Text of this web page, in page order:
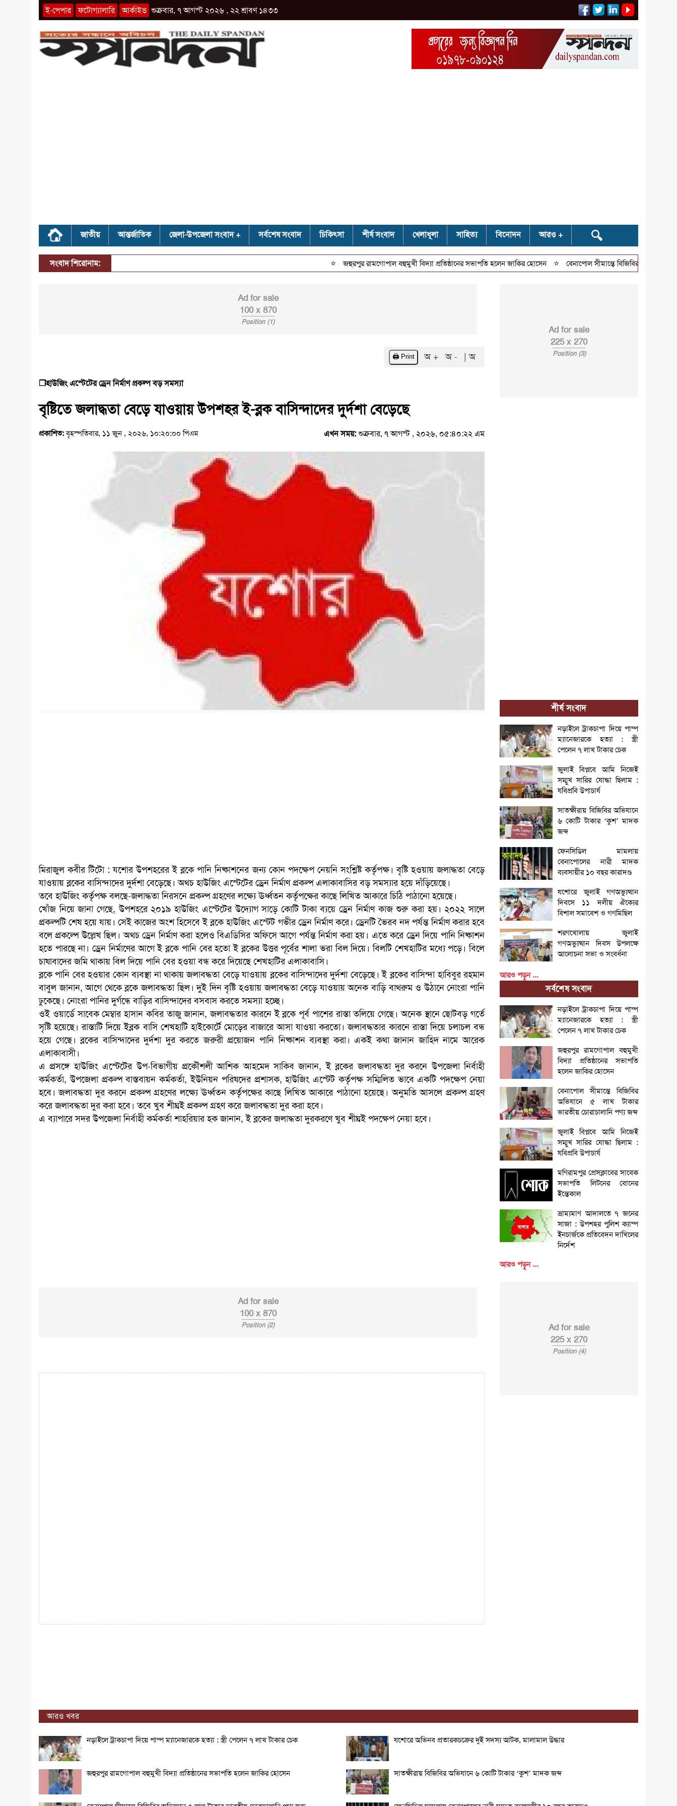
ই-পেপার ফটোগ্যালারি আর্কাইভ শুক্রবার, ৭ আগস্ট ২০২৬ , ২২ শ্রাবণ ১৪৩৩
জাতীয় আন্তর্জাতিক জেলা-উপজেলা সংবাদ সর্বশেষ সংবাদ চিকিৎসা শীর্ষ সংবাদ খেলাধূলা সাহিত্য বিনোদন আরও 🔍
সংবাদ শিরোনাম: জহুরপুর রামগোপাল বহুমুখী বিদ্যা প্রতিষ্ঠানের সভাপতি হলেন জাকির হোসেন ⭐ বেনাপোল সীমান্তে বিজিবির অভিযানে ৫ লাখ
Ad for sale
100 x 870
Position (1)
🖨️ Print অ + অ - | অ
❒হাউজিং এস্টেটের ড্রেন নির্মাণ প্রকল্প বড় সমস্যা
বৃষ্টিতে জলাদ্ধতা বেড়ে যাওয়ায় উপশহর ই-ব্লক বাসিন্দাদের দুর্দশা বেড়েছে
প্রকাশিত:বৃহস্পতিবার, ১১ জুন , ২০২৬, ১০:২০:০০ পিএম এখন সময়:শুক্রবার, ৭ আগস্ট , ২০২৬, ০৫:৪০:২২ এম
মিরাজুল কবীর টিটো : যশোর উপশহরের ই ব্লকে পানি নিষ্কাশনের জন্য কোন পদক্ষেপ নেয়নি সংশ্লিষ্ট কর্তৃপক্ষ। বৃষ্টি হওয়ায় জলাদ্ধতা বেড়ে
যাওয়ায় ব্লকের বাসিন্দাদের দুর্দশা বেড়েছে। অথচ হাউজিং এস্টেটের ড্রেন নির্মাণ প্রকল্প এলাকাবাসির বড় সমস্যার হয়ে দাঁড়িয়েছে।
তবে হাউজিং কর্তৃপক্ষ বলছে-জলাদ্ধতা নিরসনে প্রকল্প গ্রহণের লক্ষ্যে ঊর্ধ্বতন কর্তৃপক্ষের কাছে লিখিত আকারে চিঠি পাঠানো হয়েছে।
খোঁজ নিয়ে জানা গেছে, উপশহরে ২০১৯ হাউজিং এস্টেটের উদ্যোগ সাড়ে কোটি টাকা ব্যয়ে ড্রেন নির্মাণ কাজ শুরু করা হয়। ২০২২ সালে
প্রকল্পটি শেষ হয়ে যায়। সেই কাজের অংশ হিসেবে ই ব্লকে হাউজিং এস্টেট গভীর ড্রেন নির্মাণ করে। ড্রেনটি ভৈরব নদ পর্যন্ত নির্মাণ করার হবে
বলে প্রকল্পে উল্লেখ ছিল। অথচ ড্রেন নির্মাণ করা হলেও বিএডিসির অফিসে আগে পর্যন্ত নির্মাণ করা হয়। এতে করে ড্রেন দিয়ে পানি নিষ্কাশন
হতে পারছে না। ড্রেন নির্মাণের আগে ই ব্লকে পানি বের হতো ই ব্লকের উত্তর পূর্বের শালা ভরা বিল দিয়ে। বিলটি শেখহাটির মধ্যে পড়ে। বিলে
চাষাবাদের জমি থাকায় বিল দিয়ে পানি বের হওয়া বন্ধ করে দিয়েছে শেখহাটির এলাকাবাসি।
ব্লকে পানি বের হওয়ার কোন ব্যবস্থা না থাকায় জলাবদ্ধতা বেড়ে যাওয়ায় ব্লকের বাসিন্দাদের দুর্দশা বেড়েছে। ই ব্লকের বাসিন্দা হাবিবুর রহমান
বাবুল জানান, আগে থেকে ব্লকে জলাবদ্ধতা ছিল। দুই দিন বৃষ্টি হওয়ায় জলাবদ্ধতা বেড়ে যাওয়ায় অনেক বাড়ি বাথরুম ও উঠানে নোংরা পানি
ঢুকেছে। নোংরা পানির দুর্গন্ধে বাড়ির বাসিন্দাদের বসবাস করতে সমস্যা হচ্ছে।
ওই ওয়ার্ডে সাবেক মেম্বার হাসান কবির তাজু জানান, জলাবদ্ধতার কারনে ই ব্লকে পূর্ব পাশের রাস্তা তলিয়ে গেছে। অনেক স্থানে ছোটবড় গর্তে
সৃষ্টি হয়েছে। রাস্তাটি দিয়ে ইব্লক বাসি শেখহাটি হাইকোর্টে মোড়ের বাজারে আসা যাওয়া করতো। জলাবদ্ধতার কারনে রাস্তা দিয়ে চলাচল বন্ধ
হয়ে গেছে। ব্লকের বাসিন্দাদের দুর্দশা দুর করতে জরুরী প্রয়োজন পানি নিষ্কাশন ব্যবস্থা করা। একই কথা জানান জাহিদ নামে আরেক
এলাকাবাসী।
এ প্রসঙ্গে হাউজিং এস্টেটের উপ-বিভাগীয় প্রকৌশলী আশিক আহমেদ সাকিব জানান, ই ব্লকের জলাবদ্ধতা দুর করনে উপজেলা নির্বাহী
কর্মকর্তা, উপজেলা প্রকল্প বাস্তবায়ন কর্মকর্তা, ইউনিয়ন পরিষদের প্রশাসক, হাউজিং এস্টেট কর্তৃপক্ষ সম্মিলিত ভাবে একটি পদক্ষেপ নেয়া
হবে। জলাবদ্ধতা দুর করনে প্রকল্প গ্রহণের লক্ষ্যে ঊর্ধ্বতন কর্তৃপক্ষের কাছে লিখিত আকারে পাঠানো হয়েছে। অনুমতি আসলে প্রকল্প গ্রহণ
করে জলাবদ্ধতা দুর করা হবে। তবে খুব শীঘ্রই প্রকল্প গ্রহণ করে জলাবদ্ধতা দুর করা হবে।
এ ব্যাপারে সদর উপজেলা নির্বাহী কর্মকর্তা শাহরিয়ার হক জানান, ই ব্লকের জলাদ্ধতা দুরকরণে খুব শীঘ্রই পদক্ষেপ নেয়া হবে।
Ad for sale
100 x 870
Position (2)
Ad for sale
225 x 270
Position (3)
শীর্ষ সংবাদ
নড়াইলে ট্রাকচাপা দিয়ে পাম্প
ম্যানেজারকে হত্যা : স্ত্রী
পেলেন ৭ লাখ টাকার চেক
জুলাই বিপ্লবে আমি নিজেই
সম্মুখ সারির যোদ্ধা ছিলাম :
যবিপ্রবি উপাচার্য
সাতক্ষীরায় বিজিবির অভিযানে
৬ কোটি টাকার ‘কুশ’ মাদক
জব্দ
ফেনসিডিল মামলায়
বেনাপোলের নারী মাদক
ব্যবসায়ীর ১০ বছর কারাদণ্ড
যশোরে জুলাই গণঅভ্যুত্থান
দিবসে ১১ দলীয় ঐক্যের
বিশাল সমাবেশ ও গণমিছিল
শরণখোলায় জুলাই
গণঅভ্যুত্থান দিবস উপলক্ষে
আলোচনা সভা ও সংবর্ধনা
আরও পড়ুন ...
সর্বশেষ সংবাদ
নড়াইলে ট্রাকচাপা দিয়ে পাম্প
ম্যানেজারকে হত্যা : স্ত্রী
পেলেন ৭ লাখ টাকার চেক
জহুরপুর রামগোপাল বহুমুখী
বিদ্যা প্রতিষ্ঠানের সভাপতি
হলেন জাকির হোসেন
বেনাপোল সীমান্তে বিজিবির
অভিযানে ৫ লাখ টাকার
ভারতীয় চোরাচালানি পণ্য জব্দ
জুলাই বিপ্লবে আমি নিজেই
সম্মুখ সারির যোদ্ধা ছিলাম :
যবিপ্রবি উপাচার্য
মণিরামপুর প্রেসক্লাবের সাবেক
সভাপতি লিটনের বোনের
ইন্তেকাল
ভ্রাম্যমাণ আদালতে ৭ জনের
সাজা : উপশহর পুলিশ ক্যাম্প
ইনচার্জকে প্রতিবেদন দাখিলের
নির্দেশ
আরও পড়ুন ...
Ad for sale
225 x 270
Position (4)
আরও খবর
নড়াইলে ট্রাকচাপা দিয়ে পাম্প ম্যানেজারকে হত্যা : স্ত্রী পেলেন ৭ লাখ টাকার চেক
জহুরপুর রামগোপাল বহুমুখী বিদ্যা প্রতিষ্ঠানের সভাপতি হলেন জাকির হোসেন
যশোরে অভিনব প্রতারকচক্রের দুই সদস্য আটক, মালামাল উদ্ধার
সাতক্ষীরায় বিজিবির অভিযানে ৬ কোটি টাকার ‘কুশ’ মাদক জব্দ